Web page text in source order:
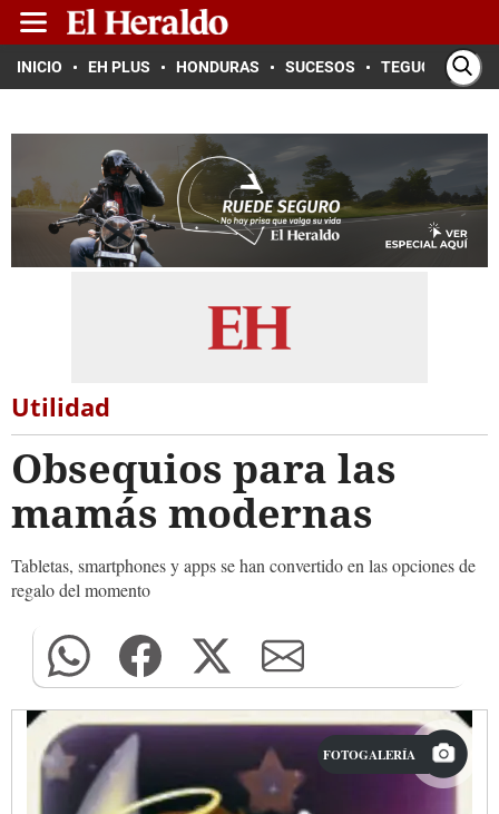
INICIO EH PLUS HONDURAS SUCESOS TEGUCIGALPA
Utilidad
Obsequios para las
mamás modernas
Tabletas, smartphones y apps se han convertido en las opciones de
regalo del momento
FOTOGALERÍA